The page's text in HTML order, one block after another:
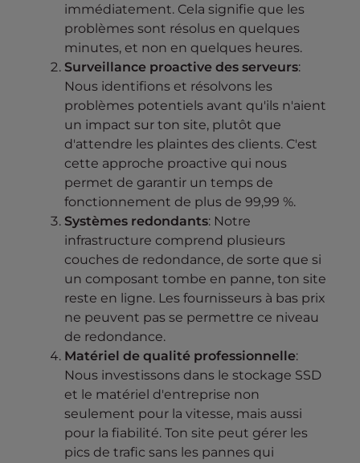
immédiatement. Cela signifie que les
problèmes sont résolus en quelques
minutes, et non en quelques heures.
Surveillance proactive des serveurs:
Nous identifions et résolvons les
problèmes potentiels avant qu'ils n'aient
un impact sur ton site, plutôt que
d'attendre les plaintes des clients. C'est
cette approche proactive qui nous
permet de garantir un temps de
fonctionnement de plus de 99,99 %.
Systèmes redondants: Notre
infrastructure comprend plusieurs
couches de redondance, de sorte que si
un composant tombe en panne, ton site
reste en ligne. Les fournisseurs à bas prix
ne peuvent pas se permettre ce niveau
de redondance.
Matériel de qualité professionnelle:
Nous investissons dans le stockage SSD
et le matériel d'entreprise non
seulement pour la vitesse, mais aussi
pour la fiabilité. Ton site peut gérer les
pics de trafic sans les pannes qui